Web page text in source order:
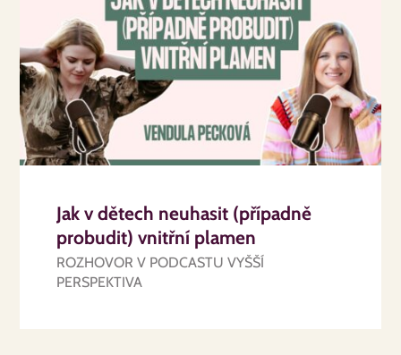
Jak v dětech neuhasit (případně
probudit) vnitřní plamen
ROZHOVOR V PODCASTU VYŠŠÍ
PERSPEKTIVA